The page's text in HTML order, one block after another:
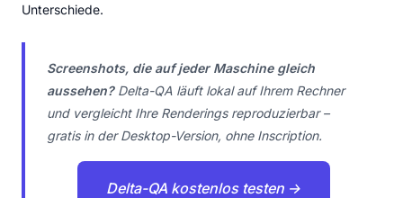
Unterschiede.
Screenshots, die auf jeder Maschine gleich
aussehen?Delta-QA läuft lokal auf Ihrem Rechner
und vergleicht Ihre Renderings reproduzierbar –
gratis in der Desktop-Version, ohne Inscription.
Delta-QA kostenlos testen →